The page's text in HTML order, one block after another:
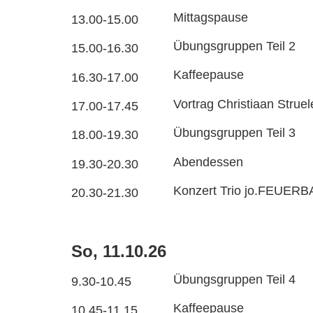
13.00-15.00
15.00-16.30
16.30-17.00
17.00-17.45
18.00-19.30
19.30-20.30
20.30-21.30
So, 11.10.26
9.30-10.45
Mittagspause
Übungsgruppen Teil 2
Kaffeepause
Vortrag Christiaan
Übungsgruppen Teil 3
Abendessen
Konzert Trio
Übungsgruppen Teil 4
Kaffeepause